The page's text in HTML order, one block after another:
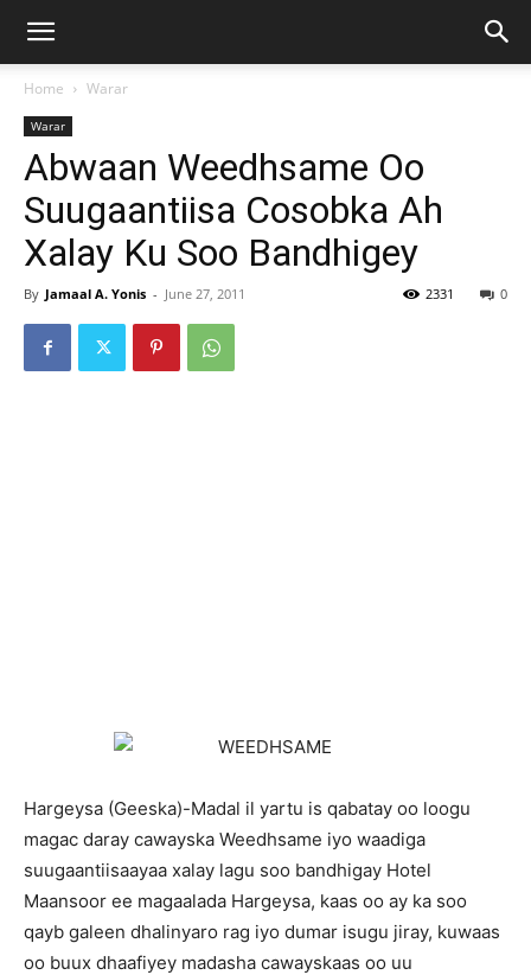
Home Warar
Warar
Abwaan Weedhsame Oo
Suugaantiisa Cosobka Ah
Xalay Ku Soo Bandhigey
By Jamaal A. Yonis - June 27, 2011 0
2331
Hargeysa (Geeska)-Madal il yartu is qabatay oo loogu
magac daray cawayska Weedhsame iyo waadiga
suugaantiisaayaa xalay lagu soo bandhigay Hotel
Maansoor ee magaalada Hargeysa, kaas oo ay ka soo
qayb galeen dhalinyaro rag iyo dumar isugu jiray, kuwaas
oo buux dhaafiyey madasha cawayskaas oo uu